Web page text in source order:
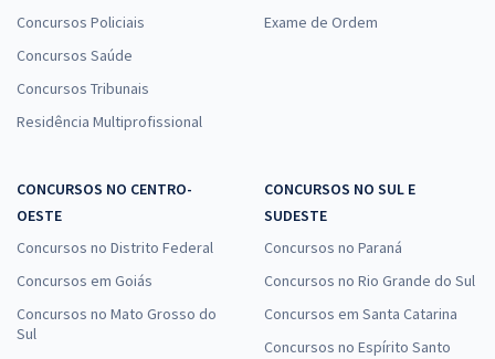
Concursos Policiais
Concursos Saúde
Concursos Tribunais
Residência Multiprofissional
Exame de Ordem
CONCURSOS NO CENTRO-
OESTE
Concursos no Distrito Federal
Concursos em Goiás
Concursos no Mato Grosso do
Sul
CONCURSOS NO SUL E
SUDESTE
Concursos no Paraná
Concursos no Rio Grande do Sul
Concursos em Santa Catarina
Concursos no Espírito Santo